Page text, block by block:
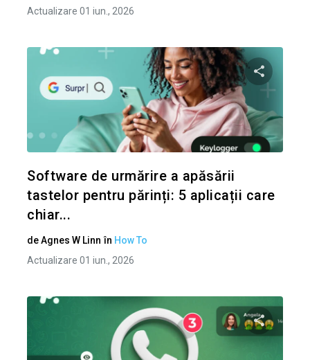
Actualizare 01 iun., 2026
Condividi
Software de urmărire a apăsării
tastelor pentru părinți: 5 aplicații care
chiar...
deAgnes W Linn în How To
Actualizare 01 iun., 2026